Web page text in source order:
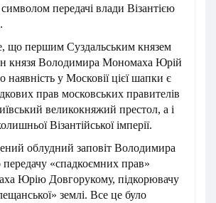
передачі влади Візантією
що першим Суздальським князем
князя Володимира Мономаха Юрій
наявність у Московії цієї шапки є
прав московських правителів
великокняжий престол, а і
Візантійської імперії.
облудний заповіт Володимира
«спадкоємних прав»
Юрію Довгорукому, підкорювачу
землі. Все це було